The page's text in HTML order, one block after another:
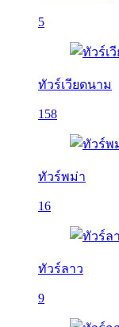
5
ทัวร์เวียดนาม
158
ทัวร์พม่า
16
ทัวร์ลาว
9